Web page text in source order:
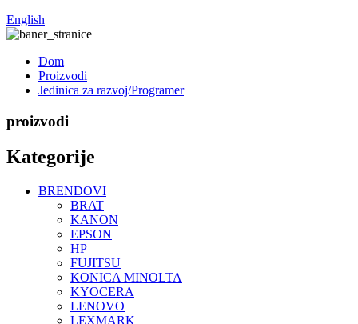
English
Dom
Proizvodi
Jedinica za razvoj/Programer
proizvodi
Kategorije
BRENDOVI
BRAT
KANON
EPSON
HP
FUJITSU
KONICA MINOLTA
KYOCERA
LENOVO
LEXMARK